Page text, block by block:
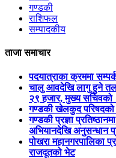
गण्डकी
राशिफल
सम्पादकीय
ताजा समाचार
पदयात्राका क्रममा
चालु आवदेखि लागु हुने
२९ हजार, मुख्य सचिवको
गण्डकी खेलकुद परिषदको
गण्डकी प्रज्ञा
अभियानदेखि अनुसन्धान
पोखरा महानगरपालिका
राजदूतको भेट